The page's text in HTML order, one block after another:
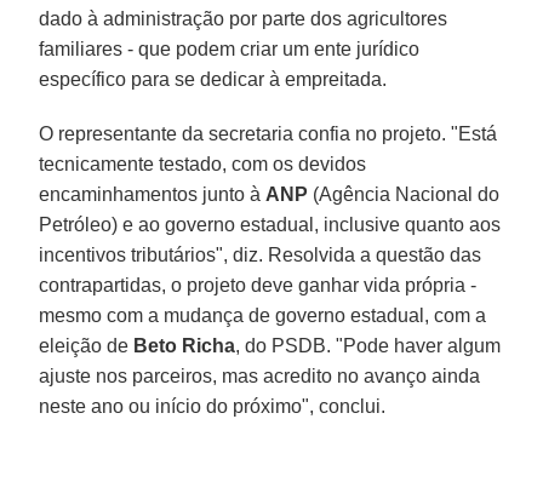
dado à administração por parte dos agricultores
familiares - que podem criar um ente jurídico
específico para se dedicar à empreitada.
O representante da secretaria confia no projeto. "Está
tecnicamente testado, com os devidos
encaminhamentos junto à ANP (Agência Nacional do
Petróleo) e ao governo estadual, inclusive quanto aos
incentivos tributários", diz. Resolvida a questão das
contrapartidas, o projeto deve ganhar vida própria -
mesmo com a mudança de governo estadual, com a
eleição de Beto Richa, do PSDB. "Pode haver algum
ajuste nos parceiros, mas acredito no avanço ainda
neste ano ou início do próximo", conclui.